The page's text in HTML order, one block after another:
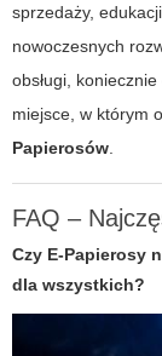
sprzedaży,
nowoczesnych
obsługi,
miejsce, w którym
Papierosów
FAQ –
Czy E-Papierosy
dla wszystkich?